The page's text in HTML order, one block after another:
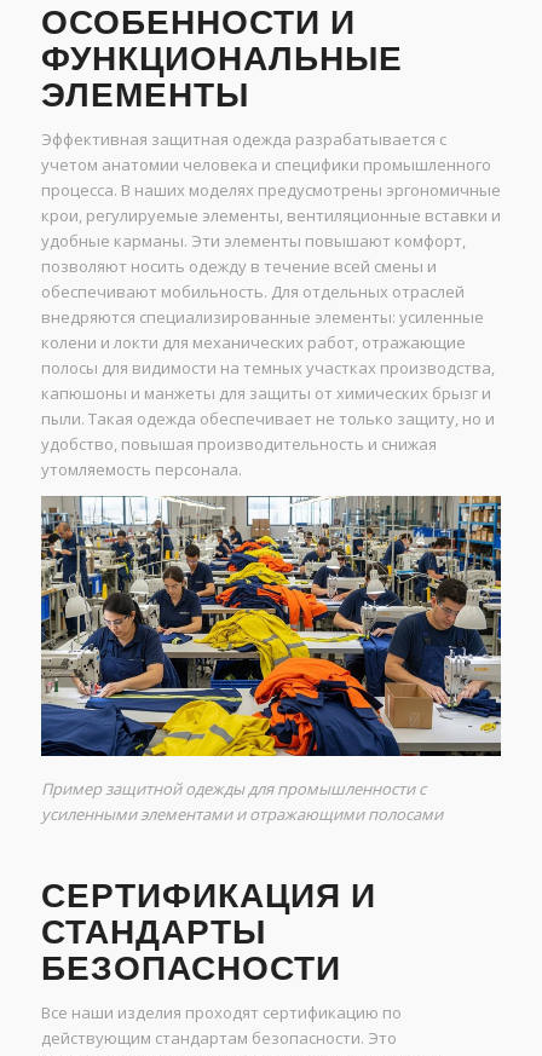
ОСОБЕННОСТИ И
ФУНКЦИОНАЛЬНЫЕ
ЭЛЕМЕНТЫ
Эффективная защитная одежда разрабатывается с
учетом анатомии человека и специфики промышленного
процесса. В наших моделях предусмотрены эргономичные
крои, регулируемые элементы, вентиляционные вставки и
удобные карманы. Эти элементы повышают комфорт,
позволяют носить одежду в течение всей смены и
обеспечивают мобильность. Для отдельных отраслей
внедряются специализированные элементы: усиленные
колени и локти для механических работ, отражающие
полосы для видимости на темных участках производства,
капюшоны и манжеты для защиты от химических брызг и
пыли. Такая одежда обеспечивает не только защиту, но и
удобство, повышая производительность и снижая
утомляемость персонала.
Пример защитной одежды для промышленности с
усиленными элементами и отражающими полосами
СЕРТИФИКАЦИЯ И
СТАНДАРТЫ
БЕЗОПАСНОСТИ
Все наши изделия проходят сертификацию по
действующим стандартам безопасности. Это